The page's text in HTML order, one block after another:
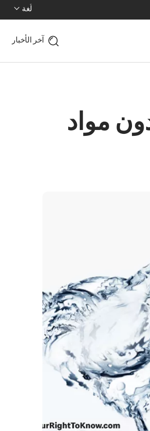
لُغة
آخر الأخبار
الصافية 100% وبدون مواد